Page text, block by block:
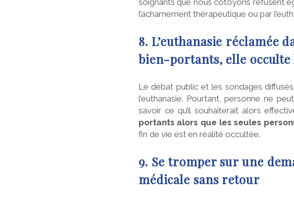
l’acharnement thérapeutique ou par
8. L’euthanasie réclamée
bien-portants, elle occulte
Le débat public et les sondages
l’euthanasie. Pourtant, personne ne
savoir ce qu’il souhaiterait alors
portants alors que les seules
fin de vie est en réalité occultée.
9. Se tromper sur une
médicale sans retour